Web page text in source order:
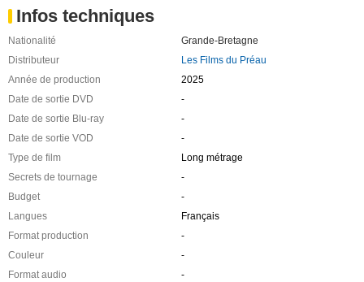
Infos techniques
Nationalité
Grande-Bretagne
Distributeur
Les Films du Préau
Année de production
2025
Date de sortie DVD
-
Date de sortie Blu-ray
-
Date de sortie VOD
-
Type de film
Long métrage
Secrets de tournage
-
Budget
-
Langues
Français
Format production
-
Couleur
-
Format audio
-